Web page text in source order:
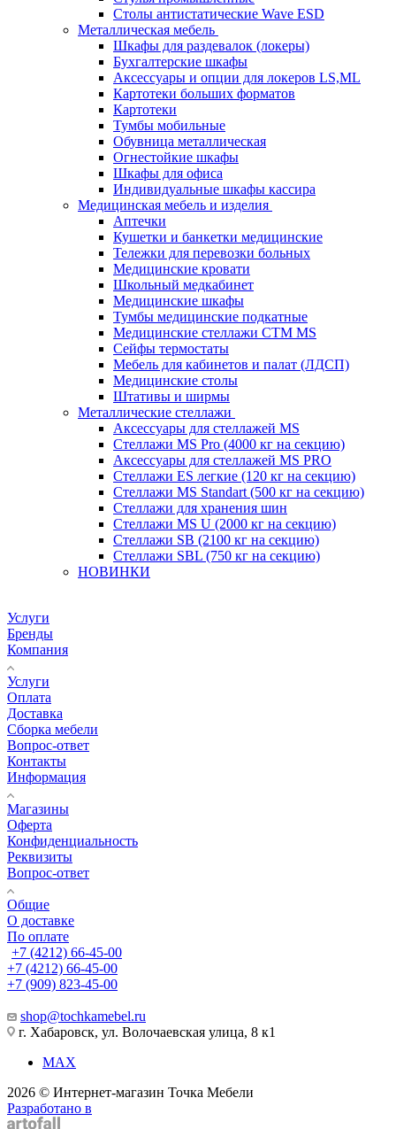
Столы антистатические Wave ESD
Металлическая мебель
Шкафы для раздевалок (локеры)
Бухгалтерские шкафы
Аксессуары и опции для локеров LS,ML
Картотеки больших форматов
Картотеки
Тумбы мобильные
Обувница металлическая
Огнестойкие шкафы
Шкафы для офиса
Индивидуальные шкафы кассира
Медицинская мебель и изделия
Аптечки
Кушетки и банкетки медицинские
Тележки для перевозки больных
Медицинские кровати
Школьный медкабинет
Медицинские шкафы
Тумбы медицинские подкатные
Медицинские стеллажи CTM MS
Сейфы термостаты
Мебель для кабинетов и палат (ЛДСП)
Медицинские столы
Штативы и ширмы
Металлические стеллажи
Аксессуары для стеллажей MS
Стеллажи MS Pro (4000 кг на секцию)
Аксессуары для стеллажей MS PRO
Стеллажи ES легкие (120 кг на секцию)
Стеллажи MS Standart (500 кг на секцию)
Стеллажи для хранения шин
Стеллажи MS U (2000 кг на секцию)
Стеллажи SB (2100 кг на секцию)
Стеллажи SBL (750 кг на секцию)
НОВИНКИ
Услуги
Бренды
Компания
Услуги
Оплата
Доставка
Сборка мебели
Вопрос-ответ
Контакты
Информация
Магазины
Оферта
Конфиденциальность
Реквизиты
Вопрос-ответ
Общие
О доставке
По оплате
+7 (4212) 66-45-00
+7 (4212) 66-45-00
+7 (909) 823-45-00
shop@tochkamebel.ru
г. Хабаровск, ул. Волочаевская улица, 8 к1
MAX
2026 © Интернет-магазин Точка Мебели
Разработано в